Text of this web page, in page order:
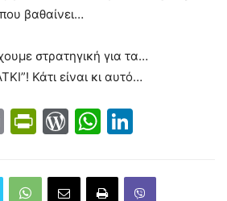
βαθαίνει…
στρατηγική για τα…
Κάτι είναι κι αυτό…
EmailPrintFriendly
WordPress
WhatsApp